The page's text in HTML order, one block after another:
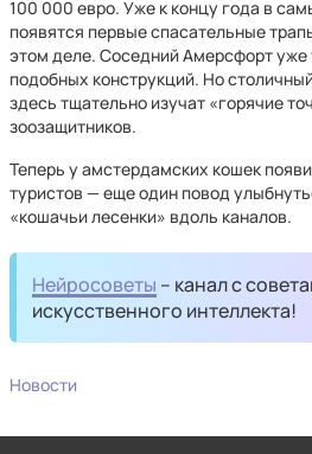
100 000 евро. Уже к концу года в
появятся первые спасательные
этом деле. Соседний Амерсфорт уже
подобных конструкций. Но
здесь тщательно изучат «горячие
зоозащитников.
Теперь у амстердамских кошек
туристов — еще один повод
«кошачьи лесенки» вдоль каналов.
Нейросоветы – канал с
искусственного интеллекта!
Новости